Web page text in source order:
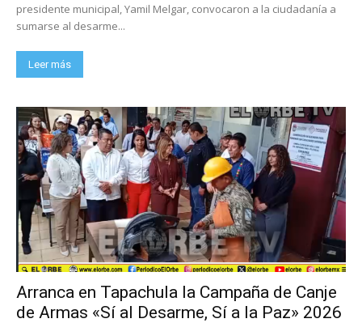
presidente municipal, Yamil Melgar, convocaron a la ciudadanía a
sumarse al desarme...
Leer más
Arranca en Tapachula la Campaña de Canje
de Armas «Sí al Desarme, Sí a la Paz» 2026